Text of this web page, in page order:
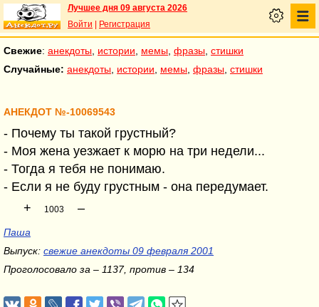
Лучшее дня 09 августа 2026
Войти
Регистрация
Свежие: анекдоты истории мемы фразы стишки
Случайные: анекдоты истории мемы фразы стишки
АНЕКДОТ №-10069543
- Почему ты такой грустный?
- Моя жена уезжает к морю на три недели...
- Тогда я тебя не понимаю.
- Если я не буду грустным - она передумает.
+
1003 –
Паша
Выпуск: свежие анекдоты 09 февраля 2001
Проголосовало за – 1137, против – 134